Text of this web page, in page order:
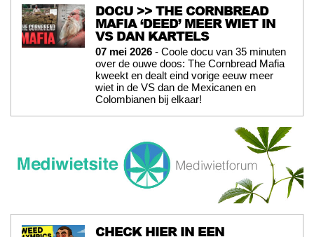
DOCU >> THE CORNBREAD
MAFIA ‘DEED’ MEER WIET IN
VS DAN KARTELS
07 mei 2026 - Coole docu van 35 minuten
over de ouwe doos: The Cornbread Mafia
kweekt en dealt eind vorige eeuw meer
wiet in de VS dan de Mexicanen en
Colombianen bij elkaar!
CHECK HIER IN EEN